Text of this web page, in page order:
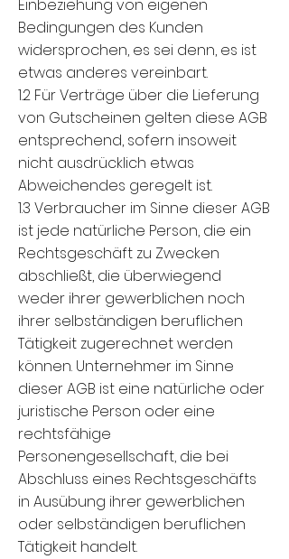
Einbeziehung von eigenen
Bedingungen des Kunden
widersprochen, es sei denn, es ist
etwas anderes vereinbart.
1.2 Für Verträge über die Lieferung
von Gutscheinen gelten diese AGB
entsprechend, sofern insoweit
nicht ausdrücklich etwas
Abweichendes geregelt ist.
1.3 Verbraucher im Sinne dieser AGB
ist jede natürliche Person, die ein
Rechtsgeschäft zu Zwecken
abschließt, die überwiegend
weder ihrer gewerblichen noch
ihrer selbständigen beruflichen
Tätigkeit zugerechnet werden
können. Unternehmer im Sinne
dieser AGB ist eine natürliche oder
juristische Person oder eine
rechtsfähige
Personengesellschaft, die bei
Abschluss eines Rechtsgeschäfts
in Ausübung ihrer gewerblichen
oder selbständigen beruflichen
Tätigkeit handelt.